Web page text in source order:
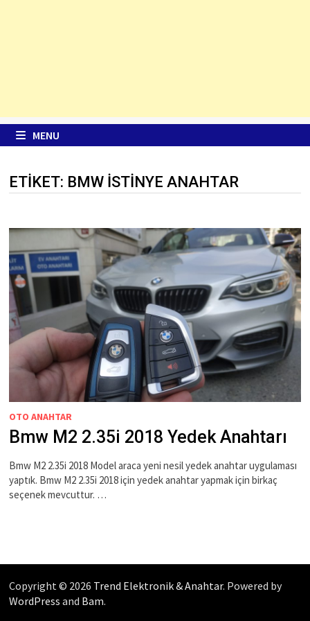
MENU
ETIKET: BMW ISTINYE ANAHTAR
OTO ANAHTAR
Bmw M2 2.35i 2018 Yedek Anahtarı
Bmw M2 2.35i 2018 Model araca yeni nesil yedek anahtar uygulaması
yaptık. Bmw M2 2.35i 2018 için yedek anahtar yapmak için birkaç
seçenek mevcuttur. …
Copyright © 2026 Trend Elektronik & Anahtar. Powered by
WordPress and Bam.